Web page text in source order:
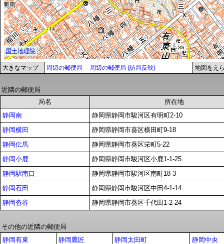
大きなマップ 周辺の郵便局 周辺の郵便局 (訪局反映) 地図をえ
近隣の郵便局
局名
所在地
静岡南
静岡県静岡市駿河区有明町2-10
静岡横田
静岡県静岡市葵区横田町9-18
静岡伝馬
静岡県静岡市葵区栄町5-22
静岡小鹿
静岡県静岡市駿河区小鹿1-1-25
静岡駅南口
静岡県静岡市駿河区南町18-3
静岡石田
静岡県静岡市駿河区中田4-1-14
静岡沓谷
静岡県静岡市葵区千代田1-2-24
その他の近隣の郵便局
静岡有東
静岡鷹匠 静岡太田町
静岡中央